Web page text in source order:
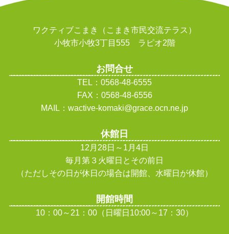
ワクティブこまき（こまき市民交流テラス）
小牧市小牧3丁目555 ラピオ2階
お問合せ
TEL：0568-48-6555
FAX：0568-48-6556
MAIL：wactive-komaki@grace.ocn.ne.jp
休館日
12月28日～1月4日
毎月第３火曜日とその前日
（ただしその日が休日の場合は開館、水曜日が休館）
開館時間
10：00～21：00（日曜日10:00～17：30）